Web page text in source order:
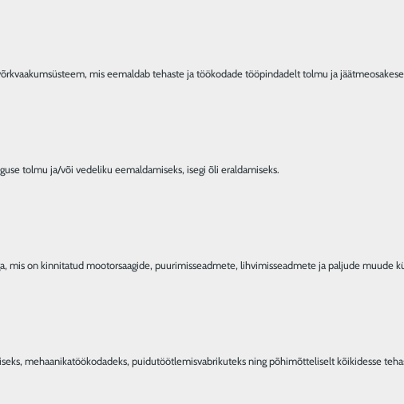
mis eemaldab tehaste ja töökodade tööpindadelt tolmu ja
tolmu ja/või vedeliku eemaldamiseks, isegi õli eraldamiseks.
mis on kinnitatud mootorsaagide, puurimisseadmete, lihvimisseadmete ja paljude muude
mehaanikatöökodadeks, puidutöötlemisvabrikuteks ning põhimõtteliselt kõikidesse